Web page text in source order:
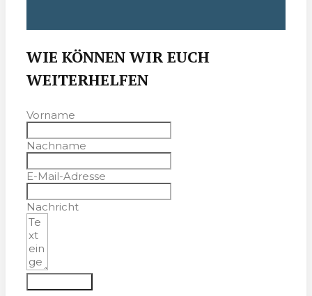
WIE KÖNNEN WIR EUCH
WEITERHELFEN
Vorname
Nachname
E-Mail-Adresse
Nachricht